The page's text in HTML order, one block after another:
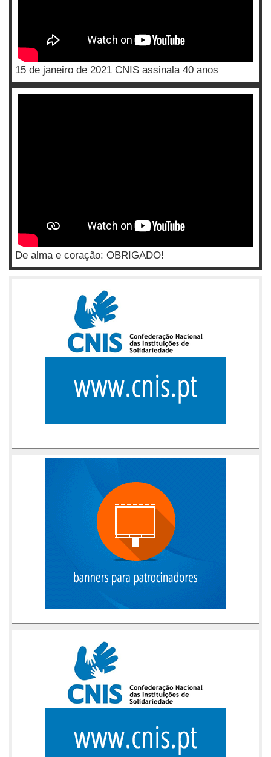
15 de janeiro de 2021 CNIS assinala 40 anos
De alma e coração: OBRIGADO!